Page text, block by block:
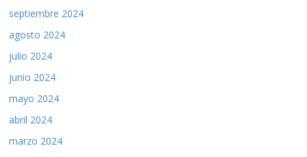
septiembre 2024
agosto 2024
julio 2024
junio 2024
mayo 2024
abril 2024
marzo 2024